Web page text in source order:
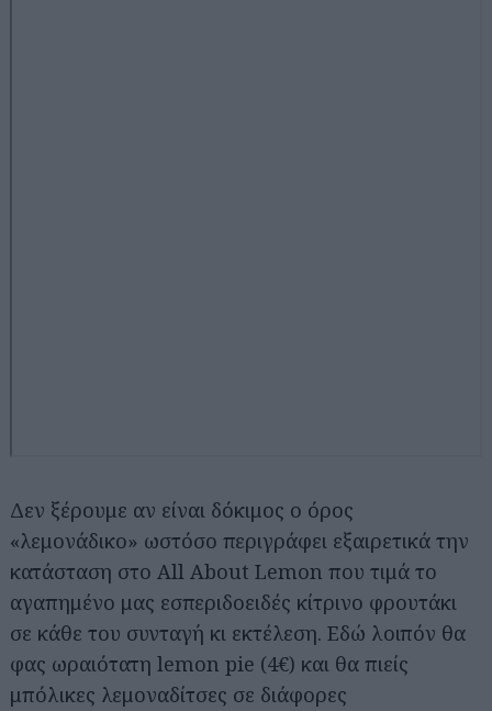
Δεν ξέρουμε αν είναι δόκιμος ο όρος
«λεμονάδικο» ωστόσο περιγράφει εξαιρετικά την
κατάσταση στο All About Lemon που τιμά το
αγαπημένο μας εσπεριδοειδές κίτρινο φρουτάκι
σε κάθε του συνταγή κι εκτέλεση. Εδώ λοιπόν θα
φας ωραιότατη lemon pie (4€) και θα πιείς
μπόλικες λεμοναδίτσες σε διάφορες